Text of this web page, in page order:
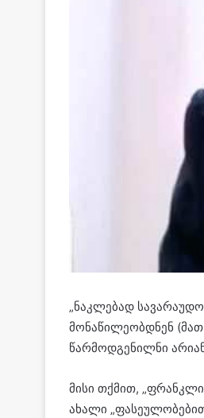
„ნაკლებად
მონაწილეობდნენ
წარმოდგენილნი
მისი თქმით,
ახალი